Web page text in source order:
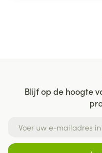
Blijf op de hoogte